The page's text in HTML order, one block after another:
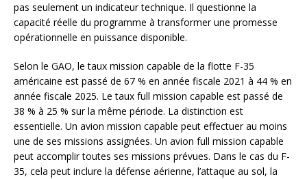
pas seulement un indicateur technique. Il questionne la
capacité réelle du programme à transformer une promesse
opérationnelle en puissance disponible.
Selon le GAO, le taux mission capable de la flotte F-35
américaine est passé de 67 % en année fiscale 2021 à 44 % en
année fiscale 2025. Le taux full mission capable est passé de
38 % à 25 % sur la même période. La distinction est
essentielle. Un avion mission capable peut effectuer au moins
une de ses missions assignées. Un avion full mission capable
peut accomplir toutes ses missions prévues. Dans le cas du F-
35, cela peut inclure la défense aérienne, l’attaque au sol, la